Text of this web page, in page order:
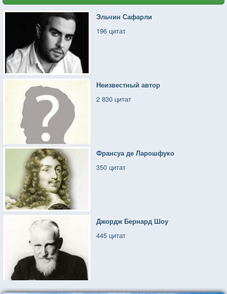
Эльчин Сафарли
196 цитат
Неизвестный автор
2 830 цитат
Франсуа де Ларошфуко
350 цитат
Джордж Бернард Шоу
445 цитат